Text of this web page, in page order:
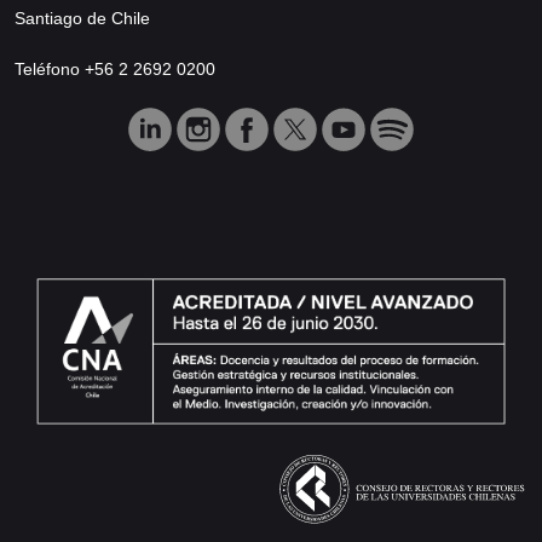
Santiago de Chile
Teléfono +56 2 2692 0200